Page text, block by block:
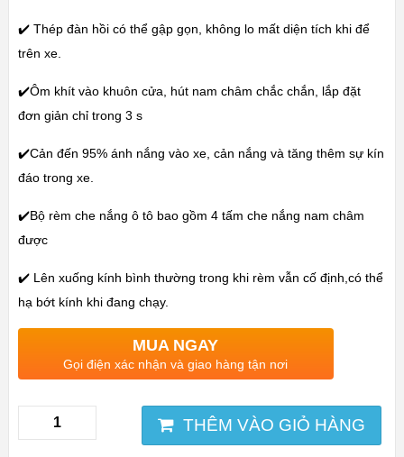
✔️ Thép đàn hồi có thể gập gọn, không lo mất diện tích khi để
trên xe.
✔️Ôm khít vào khuôn cửa, hút nam châm chắc chắn, lắp đặt
đơn giản chỉ trong 3 s
✔️Cản đến 95% ánh nắng vào xe, cản nắng và tăng thêm sự kín
đáo trong xe.
✔️Bộ rèm che nắng ô tô bao gồm 4 tấm che nắng nam châm
được
✔️ Lên xuống kính bình thường trong khi rèm vẫn cố định,có thể
hạ bớt kính khi đang chạy.
MUA NGAY
Gọi điện xác nhận và giao hàng tận nơi
THÊM VÀO GIỎ HÀNG